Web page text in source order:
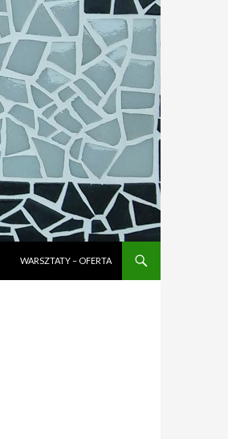
WARSZTATY – OFERTA